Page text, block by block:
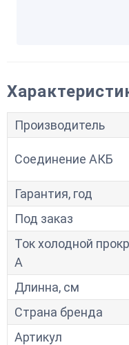
Производитель
Соединение АКБ
Гарантия, год
Под заказ
Ток холодной
A
Длинна, см
Страна бренда
Артикул